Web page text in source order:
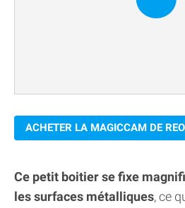
ACHETER LA MAGICCAM DE
Ce petit boitier se fixe
les surfaces métalliques, ce